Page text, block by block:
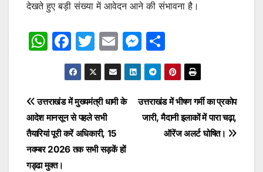
देखते हुए बड़ी संख्या में आवेदन आने की संभावना है।
W
s
A
p
p
F
a
c
e
b
o
o
T
w
itt
er
E
m
ai
l
M
e
s
s
e
h
ar
e
Post
navigation
उत्तराखंड में भीषण गर्मी का प्रकोप
जारी, मैदानी इलाकों में पारा चढ़ा,
ऑरेंज अलर्ट घोषित।
उत्तराखंड में मुख्यमंत्री धामी के
आदेश मानसून से पहले सभी
तैयारियां पूरी करें अधिकारी, 15
नवम्बर 2026 तक सभी सड़कें हों
गड्ढा मुक्त।